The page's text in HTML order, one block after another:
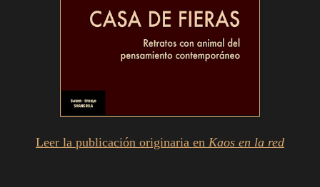
Leer la publicación originaria en Kaos en la red